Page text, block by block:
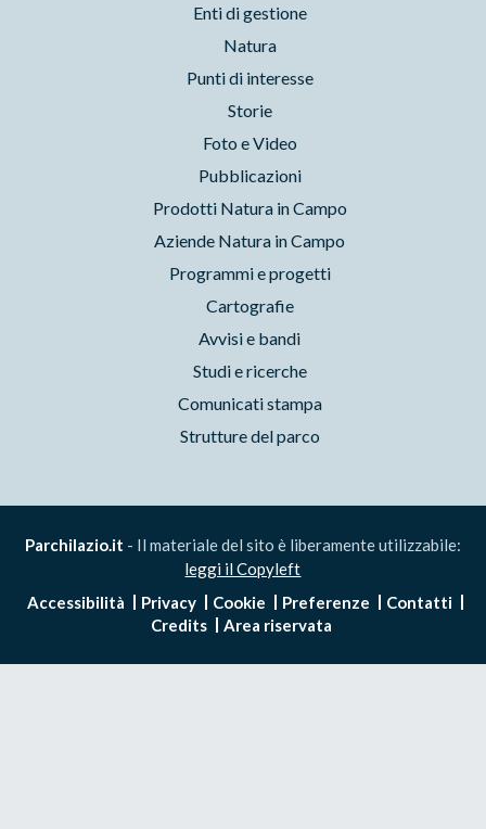
Enti di gestione
Natura
Punti di interesse
Storie
Foto e Video
Pubblicazioni
Prodotti Natura in Campo
Aziende Natura in Campo
Programmi e progetti
Cartografie
Avvisi e bandi
Studi e ricerche
Comunicati stampa
Strutture del parco
Parchilazio.it - Il materiale del sito è liberamente utilizzabile:
leggi il Copyleft
Accessibilità
Privacy Cookie Preferenze
Contatti
Credits
Area riservata